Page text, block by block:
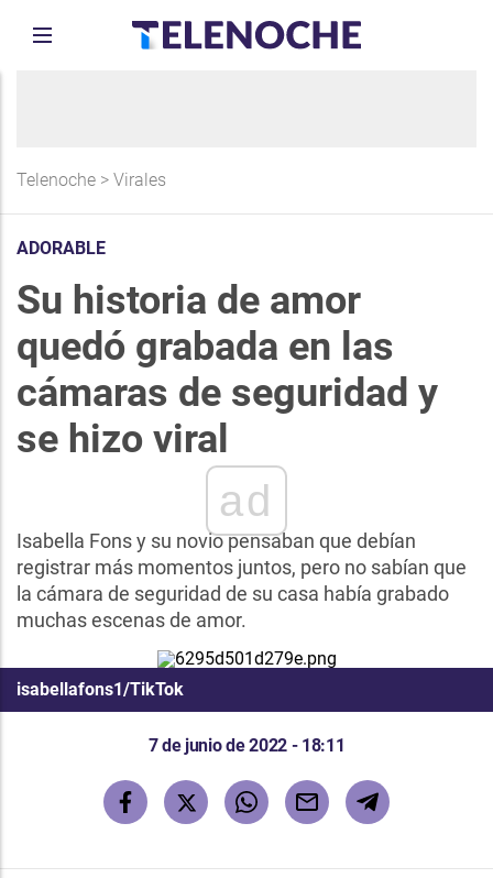
Telenoche > Virales
ADORABLE
Su historia de amor
quedó grabada en las
cámaras de seguridad y
se hizo viral
ad
Isabella Fons y su novio pensaban que debían
registrar más momentos juntos, pero no sabían que
la cámara de seguridad de su casa había grabado
muchas escenas de amor.
isabellafons1/TikTok
7 de junio de 2022 - 18:11